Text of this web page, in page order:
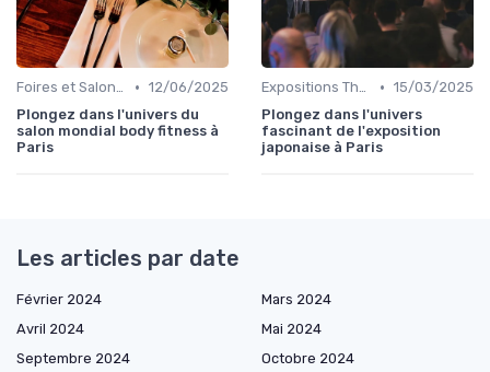
Foires et Salons Grand Public • 12/06/2025
Plongez dans l'univers du
salon mondial body fitness à
Paris
Expositions Thématiques et Musées Itinérants • 15/03/2025
Plongez dans l'univers
fascinant de l'exposition
japonaise à Paris
Les articles par date
Février 2024
Mars 2024
Avril 2024
Mai 2024
Septembre 2024
Octobre 2024